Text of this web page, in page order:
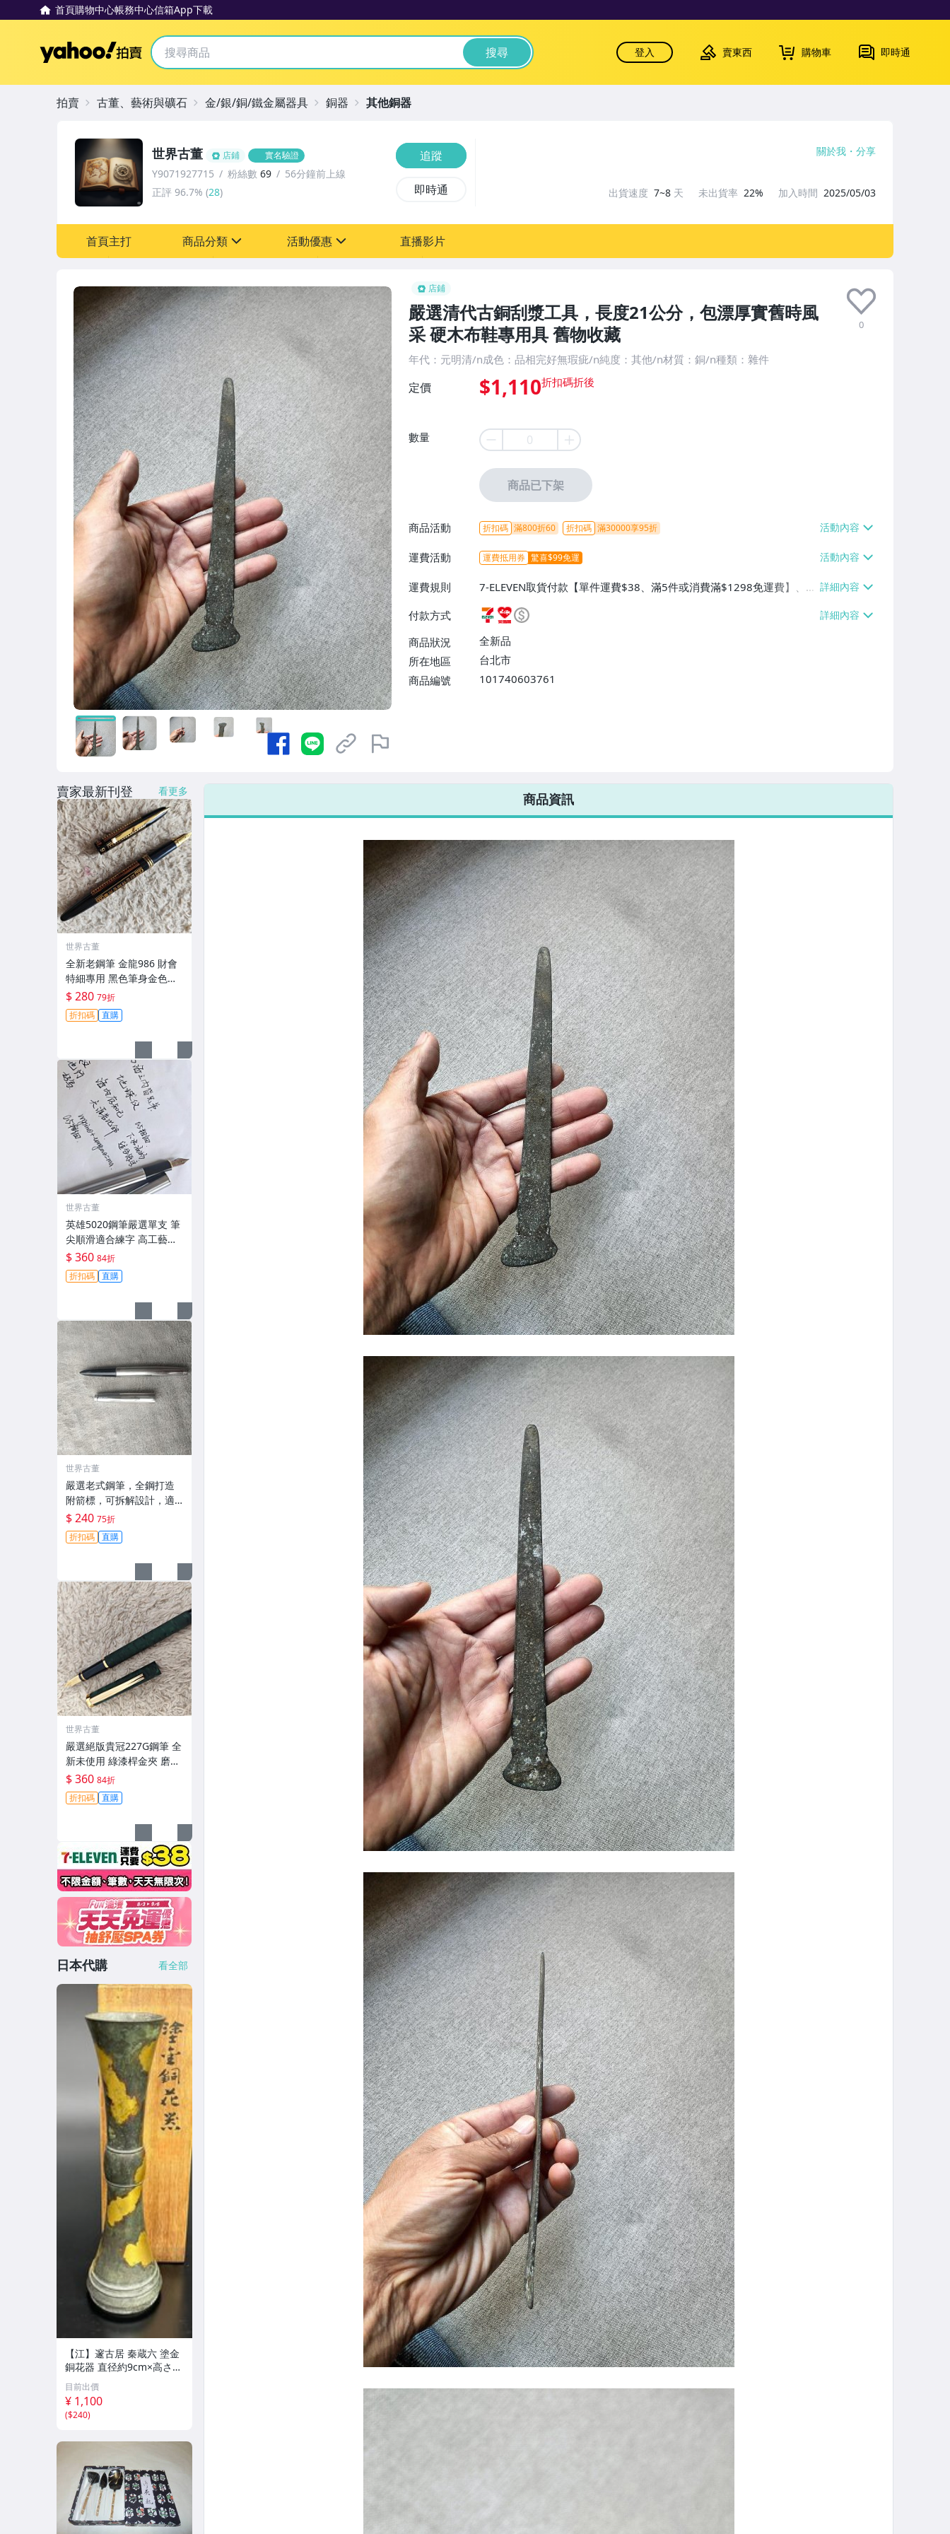
首頁購物中心帳務中心信箱App下載
Yahoo拍賣 搜尋 登入 賣東西 購物車 即時通
店鋪
嚴選清代古銅刮漿工具，長度21公分，包漂厚實舊時風
采 硬木布鞋專用具 舊物收藏
0
年代：元明清/n成色：品相完好無瑕疵/n純度：其他/n材質：銅/n種類：雜件
定價 $1,110
數量
商品已下架
商品活動 折扣碼 滿800折60 折扣碼 滿30000享95折
運費活動 運費抵用券 驚喜$99免運
運費規則
7-ELEVEN取貨付款【單件運費$38、滿5件或消費滿$1298免運費】、7-
ELEVEN取貨不付款【免運費】、萊爾富取貨付款【單件運費$60、滿5件
或消費滿$1298免運費】、宅配/貨運【單件運費$120、滿5件或消費滿
$1598免運費】
付款方式
商品狀況
全新品
所在地區
台北市
商品編號
101740603761
世界古董 店鋪 實名驗證
Y9071927715 粉絲數 69
56分鐘前上線
正評 96.7% (28)
追蹤
即時通
關於我 分享
出貨速度 7~8 天 未出貨率 22% 加入時間 2025/05/03
首頁主打 商品分類 活動優惠
[全店] 周年慶
直播影片
拍賣 古董、藝術與礦石 金/銀/銅/鐵金屬器具 銅器 其他銅器
商品資訊
賣家最新刊登 看更多
世界古董
全新老鋼筆 金龍986 財會
特細專用 黑色筆身金色裝
飾 大氣順滑好寫 小明尖 筆
夾輕微氧化 無損毫毛 新手
舊藏共賞 財會鋼筆 傳承工
$ 280 79折
折扣碼 直購
世界古董
英雄5020鋼筆嚴選單支 筆
尖順滑適合練字 高工藝打
造手感佳 英雄5020 鋪筆
卡其色 鉑金鍍工藝 經典款
式 英雄5020 鋪筆 時尚經
$ 360 84折
折扣碼 直購
世界古董
嚴選老式鋼筆，全鋼打造
附箭標，可拆解設計，適
合拍攝與收藏。影視道具
好選擇。 老鋼筆 電影道具
雑貨收藏
$ 240 75折
折扣碼 直購
世界古董
嚴選絕版貴冠227G鋼筆 全
新未使用 綠漆桿金夾 磨砂
金屬外殼 大明尖飽滿墨水
試寫順滑 適合收藏使用 老
鋼筆 條件好 銑筆
$ 360 84折
折扣碼 直購
日本代購 看全部
【江】邃古居 秦蔵六 塗金
銅花器 直径約9cm×高さ30
cm 在銘 共箱 古美術品(華
道具花生花瓶花生飾壺)BX
Z2737 LTahkp CTqxaf
目前出價
¥ 1,100
($240)